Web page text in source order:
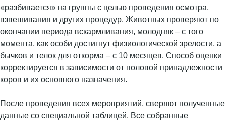
«разбивается» на группы с целью проведения осмотра,
взвешивания и других процедур. Животных проверяют по
окончании периода вскармливания, молодняк – с того
момента, как особи достигнут физиологической зрелости, а
бычков и телок для откорма – с 10 месяцев. Способ оценки
корректируется в зависимости от половой принадлежности
коров и их основного назначения.
После проведения всех мероприятий, сверяют полученные
данные со специальной таблицей. Все собранные